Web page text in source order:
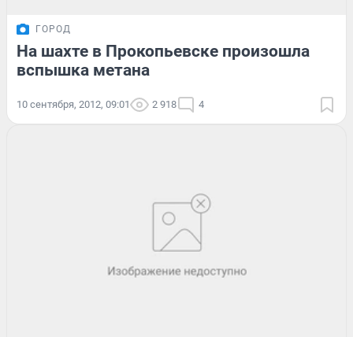
ГОРОД
На шахте в Прокопьевске произошла
вспышка метана
10 сентября, 2012, 09:01 2 918 4